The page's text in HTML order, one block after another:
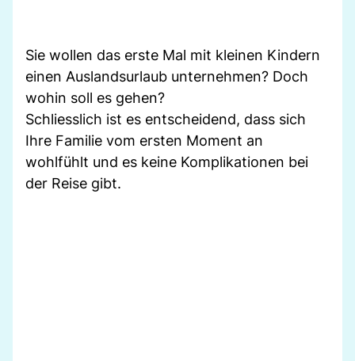
Sie wollen das erste Mal mit kleinen Kindern
einen Auslandsurlaub unternehmen? Doch
wohin soll es gehen?
Schliesslich ist es entscheidend, dass sich
Ihre Familie vom ersten Moment an
wohlfühlt und es keine Komplikationen bei
der Reise gibt.